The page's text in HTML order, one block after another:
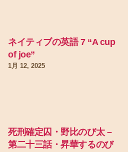
ネイティブの英語 7 “A cup
of joe”
1月 12, 2025
死刑確定囚・野比のび太 –
第二十三話・昇華するのび